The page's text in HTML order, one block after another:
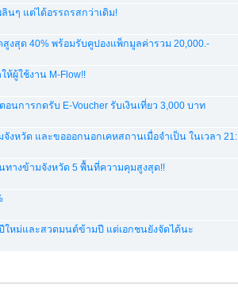
นๆ แต่ได้อรรถรสกว่าเดิม!
งสุด 40% พร้อมรับคูปองแพ็กมูลค่ารวม 20,000.-
ห้ผู้ใช้งาน M-Flow!!
นการกดรับ E-Voucher รับเงินเที่ยว 3,000 บาท
งหวัด และขอออกนอกเคหสถานเมื่อจำเป็น ในเวลา 21:
ทางข้ามจังหวัด 5 พื้นที่ความคุมสูงสุด!!
ใหม่และสวดมนต์ข้ามปี แต่เอกชนยังจัดได้นะ